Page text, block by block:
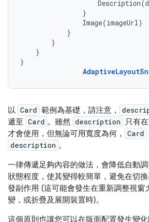
Description(
}
Image(imageUrl)
}
}
}
}
以 Card 範例為基礎，請注意，
遞至 Card 。雖然 description 只有
才會使用，但無論可用寬度為何，
Card
description 。
一律傳遞足夠內容的做法，會降低自動
狀態程度，使其變得較簡單，避免在切
發副作用 (這可能會發生在重新調整視窗
變，或折疊及展開裝置時)。
這個原則也讓您可以在版面配置發生變